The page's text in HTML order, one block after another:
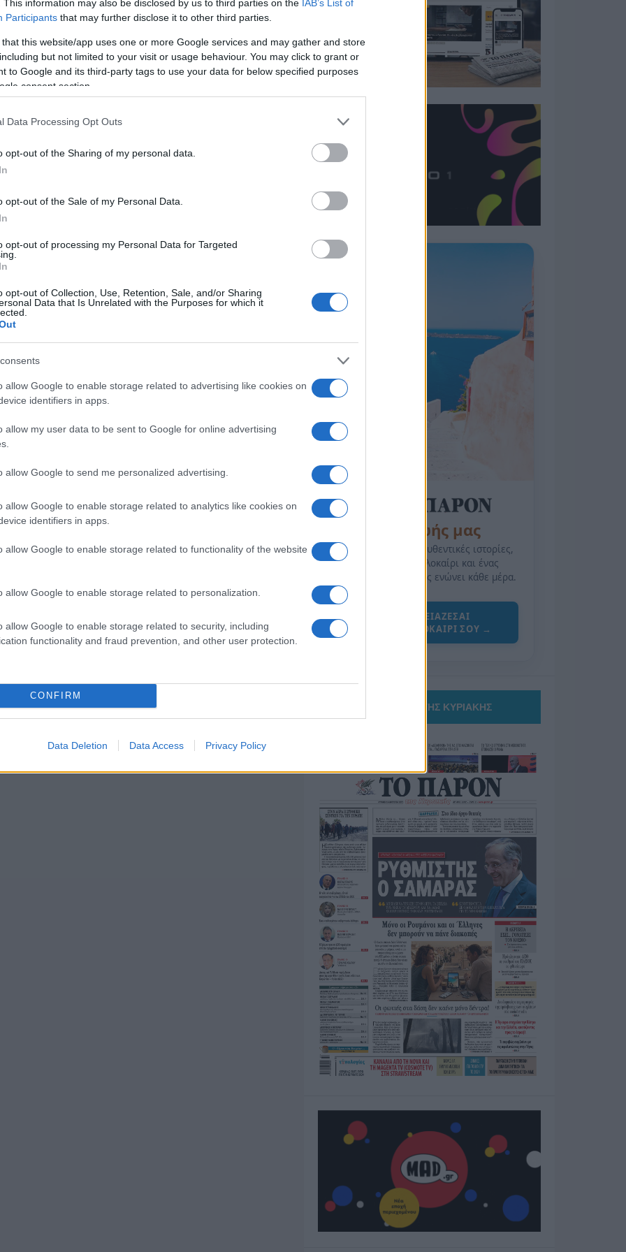
This information may also be disclosed by us to third parties on the IAB’s List of
Participants that may further disclose it to other third parties.
that this website/app uses one or more Google services and may gather and store
but not limited to your visit or usage behaviour. You may click to grant or
to Google and its third-party tags to use your data for below specified purposes
consent section.
Data Processing Opt Outs
opt-out of the Sharing of my personal data.
opt-out of the Sale of my Personal Data.
opt-out of processing my Personal Data for Targeted
opt-out of Collection, Use, Retention, Sale, and/or Sharing
Data that Is Unrelated with the Purposes for which it
allow Google to enable storage related to advertising like cookies on
identifiers in apps.
allow my user data to be sent to Google for online advertising
allow Google to send me personalized advertising.
allow Google to enable storage related to analytics like cookies on
identifiers in apps.
allow Google to enable storage related to functionality of the website
allow Google to enable storage related to personalization.
allow Google to enable storage related to security, including
functionality and fraud prevention, and other user protection.
CONFIRM
Data Deletion Data Access Privacy Policy
της Ζωής μας
Οι άνθρωποι, οι αυθεντικές ιστορίες,
το ελληνικό καλοκαίρι και ένας
πολιτισμός που μας ενώνει κάθε μέρα.
ΟΣΑ ΧΡΕΙΑΖΕΣΑΙ
ΓΙΑ ΤΟ ΚΑΛΟΚΑΙΡΙ ΣΟΥ →
ΤΟ ΠΑΡΟΝ ΤΗΣ ΚΥΡΙΑΚΗΣ